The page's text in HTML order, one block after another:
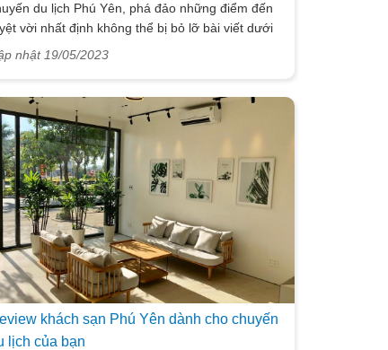
du lịch Phú Yên, phá đảo những điểm đến
vời nhất định không thể bị bỏ lỡ bài viết dưới
về nội dung: trang phục đi du lịch Phú Yên,
Vietsense Travel gửi đến bạn qua những
tin cụ thể.
nhật 19/05/2023
khách sạn Phú Yên dành cho chuyến
lịch của bạn